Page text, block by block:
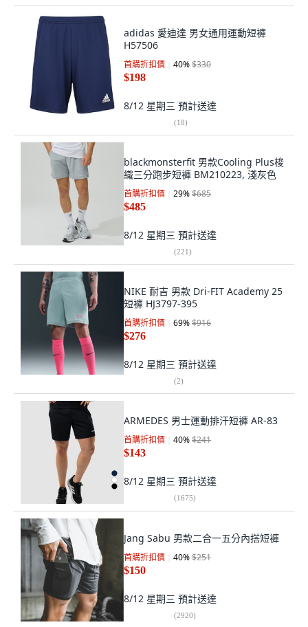
adidas 愛迪達 男女通用運動短褲
H57506
首購折扣價 40%$330
$198
8/12 星期三 預計送達
(18)
blackmonsterfit 男款Cooling Plus梭
織三分跑步短褲 BM210223, 淺灰色
首購折扣價 29%$685
$485
8/12 星期三 預計送達
(221)
NIKE 耐吉 男款 Dri-FIT Academy 25
短褲 HJ3797-395
首購折扣價 69%$916
$276
8/12 星期三 預計送達
(2)
ARMEDES 男士運動排汗短褲 AR-83
首購折扣價 40%$241
$143
8/12 星期三 預計送達
(1675)
Jang Sabu 男款二合一五分內搭短褲
首購折扣價 40%$251
$150
8/12 星期三 預計送達
(2920)